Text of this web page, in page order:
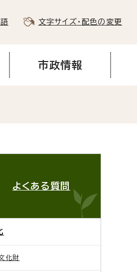
文字サイズ・配色の変更
市政情報
よくある質問
化財